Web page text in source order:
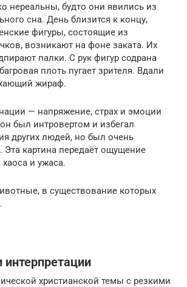
нереальны, будто они явились из
сна. День близится к концу,
фигуры, состоящие из
возникают на фоне заката. Их
палки. С рук фигур содрана
плоть пугает зрителя. Вдали
жираф.
— напряжение, страх и эмоции
был интровертом и избегал
других людей, но был очень
Эта картина передаёт ощущение
и ужаса.
в существование которых
христианской темы с резкими